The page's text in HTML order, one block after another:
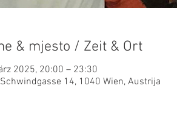
& mjesto / Zeit & Ort
2025, 20:00 – 23:30
14, 1040 Wien, Austrija